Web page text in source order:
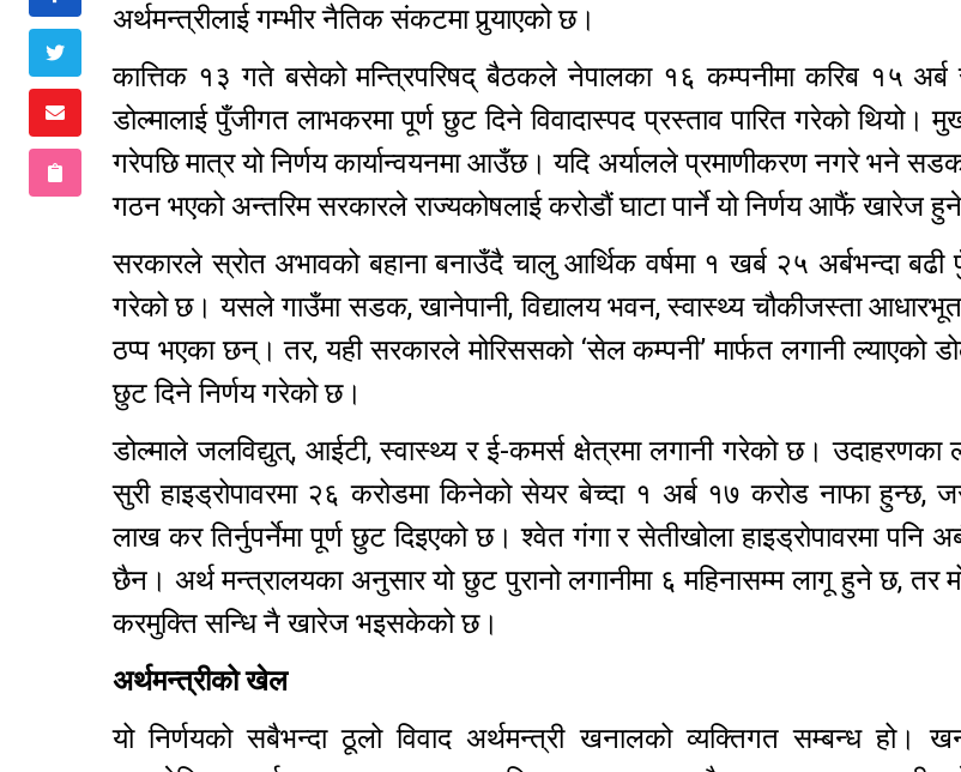
अर्थमन्त्रीलाई गम्भीर नैतिक संकटमा पुर्‍याएको छ।
कात्तिक १३ गते बसेको मन्त्रिपरिषद् बैठकले नेपालका १६ कम्पनीमा करिब १५ अर्ब
डोल्मालाई पुँजीगत लाभकरमा पूर्ण छुट दिने विवादास्पद प्रस्ताव पारित गरेको थियो।
गरेपछि मात्र यो निर्णय कार्यान्वयनमा आउँछ। यदि अर्यालले प्रमाणीकरण नगरे भने
गठन भएको अन्तरिम सरकारले राज्यकोषलाई करोडौं घाटा पार्ने यो निर्णय आफैं खारेज
सरकारले स्रोत अभावको बहाना बनाउँदै चालु आर्थिक वर्षमा १ खर्ब २५ अर्बभन्दा
गरेको छ। यसले गाउँमा सडक, खानेपानी, विद्यालय भवन, स्वास्थ्य चौकीजस्ता आधारभूत
ठप्प भएका छन्। तर, यही सरकारले मोरिससको ‘सेल कम्पनी’ मार्फत लगानी ल्याएको
छुट दिने निर्णय गरेको छ।
डोल्माले जलविद्युत्, आईटी, स्वास्थ्य र ई-कमर्स क्षेत्रमा लगानी गरेको छ। उदाहरणका
सुरी हाइड्रोपावरमा २६ करोडमा किनेको सेयर बेच्दा १ अर्ब १७ करोड नाफा
लाख कर तिर्नुपर्नेमा पूर्ण छुट दिइएको छ। श्वेत गंगा र सेतीखोला हाइड्रोपावरमा पनि
छैन। अर्थ मन्त्रालयका अनुसार यो छुट पुरानो लगानीमा ६ महिनासम्म लागू हुने छ, तर
करमुक्ति सन्धि नै खारेज भइसकेको छ।
अर्थमन्त्रीको खेल
यो निर्णयको सबैभन्दा ठूलो विवाद अर्थमन्त्री खनालको व्यक्तिगत सम्बन्ध हो।